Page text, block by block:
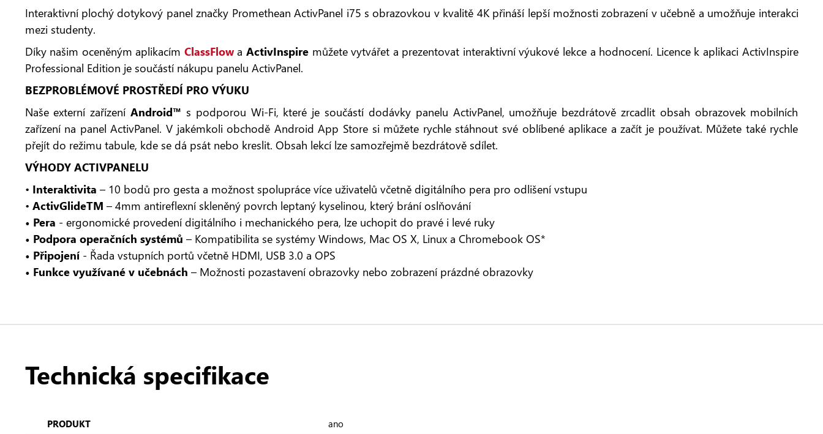
Interaktivní plochý dotykový panel značky Promethean ActivPanel i75 s obrazovkou v kvalitě 4K přináší lepší možnosti zobrazení v učebně a umožňuje interakci
mezi studenty.
Díky našim oceněným aplikacím ClassFlowa ActivInspire můžete vytvářet a prezentovat interaktivní výukové lekce a hodnocení. Licence k aplikaci ActivInspire
Professional Edition je součástí nákupu panelu ActivPanel.
BEZPROBLÉMOVÉ PROSTŘEDÍ PRO VÝUKU
Naše externí zařízení Android™ s podporou Wi-Fi, které je součástí dodávky panelu ActivPanel, umožňuje bezdrátově zrcadlit obsah obrazovek mobilních
zařízení na panel ActivPanel. V jakémkoli obchodě Android App Store si můžete rychle stáhnout své oblíbené aplikace a začít je používat. Můžete také rychle
přejít do režimu tabule, kde se dá psát nebo kreslit. Obsah lekcí lze samozřejmě bezdrátově sdílet.
VÝHODY ACTIVPANELU
• Interaktivita – 10 bodů pro gesta a možnost spolupráce více uživatelů včetně digitálního pera pro odlišení vstupu
• ActivGlideTM – 4mm antireflexní skleněný povrch leptaný kyselinou, který brání oslňování
• Pera - ergonomické provedení digitálního i mechanického pera, lze uchopit do pravé i levé ruky
• Podpora operačních systémů – Kompatibilita se systémy Windows, Mac OS X, Linux a Chromebook OS*
• Připojení- Řada vstupních portů včetně HDMI, USB 3.0 a OPS
• Funkce využívané v učebnách – Možnosti pozastavení obrazovky nebo zobrazení prázdné obrazovky
Technická specifikace
PRODUKT
ano